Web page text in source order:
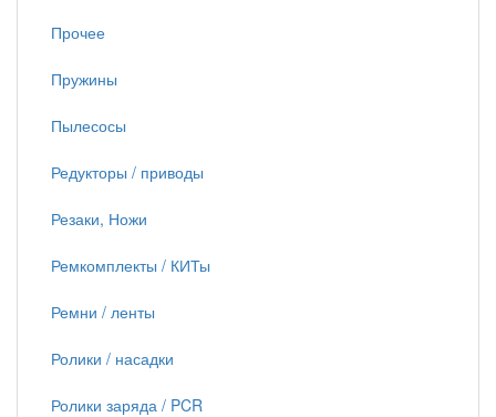
Прочее
Пружины
Пылесосы
Редукторы / приводы
Резаки, Ножи
Ремкомплекты / КИТы
Ремни / ленты
Ролики / насадки
Ролики заряда / PCR